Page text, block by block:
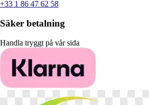
+33 1 86 47 62 58
Säker betalning
Handla tryggt på vår sida